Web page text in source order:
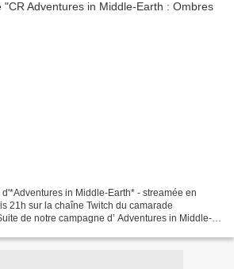
in Middle-Earth* - streamée en
21h sur la chaîne Twitch du camarade
de notre campagne d’ Adventures in Middle-